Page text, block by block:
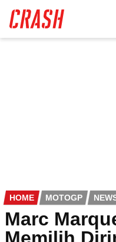
main
content
HOME MOTOGP
Marc